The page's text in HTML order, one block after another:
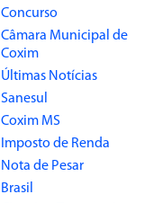
Concurso
Câmara Municipal de
Coxim
Últimas Notícias
Sanesul
Coxim MS
Imposto de Renda
Nota de Pesar
Brasil